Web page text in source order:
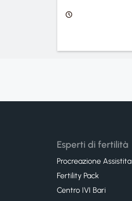
Esperti di fertilità
Procreazione Assistita
Fertility Pack
Centro IVI Bari